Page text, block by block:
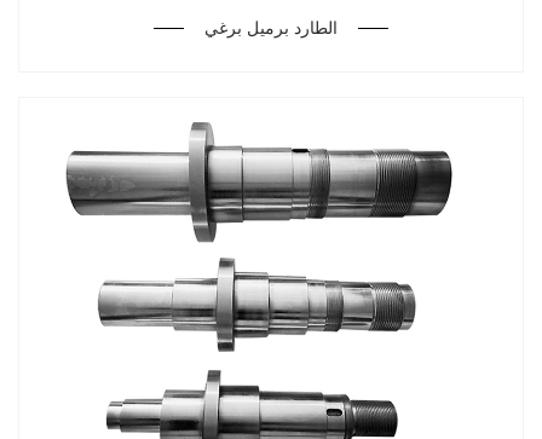
الطارد برميل برغي